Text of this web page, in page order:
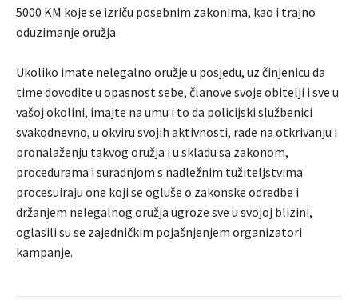
5000 KM koje se izriču posebnim zakonima, kao i trajno
oduzimanje oružja.
Ukoliko imate nelegalno oružje u posjedu, uz činjenicu da
time dovodite u opasnost sebe, članove svoje obitelji i sve u
vašoj okolini, imajte na umu i to da policijski službenici
svakodnevno, u okviru svojih aktivnosti, rade na otkrivanju i
pronalaženju takvog oružja i u skladu sa zakonom,
procedurama i suradnjom s nadležnim tužiteljstvima
procesuiraju one koji se ogluše o zakonske odredbe i
držanjem nelegalnog oružja ugroze sve u svojoj blizini,
oglasili su se zajedničkim pojašnjenjem organizatori
kampanje.